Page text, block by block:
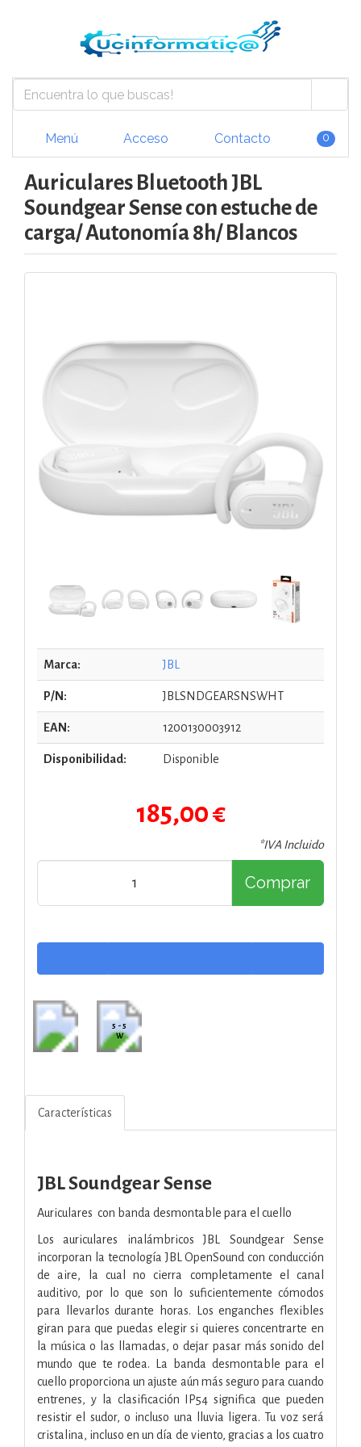
Menú Acceso Contacto 0
Auriculares Bluetooth JBL
Soundgear Sense con estuche de
carga/ Autonomía 8h/ Blancos
Marca: JBL
P/N: JBLSNDGEARSNSWHT
EAN: 1200130003912
Disponibilidad: Disponible
185,00 €
*IVA Incluido
Comprar
5 - 5
W
Características
JBL Soundgear Sense
Auriculares con banda desmontable para el cuello
Los auriculares inalámbricos JBL Soundgear Sense
incorporan la tecnología JBL OpenSound con conducción
de aire, la cual no cierra completamente el canal
auditivo, por lo que son lo suficientemente cómodos
para llevarlos durante horas. Los enganches flexibles
giran para que puedas elegir si quieres concentrarte en
la música o las llamadas, o dejar pasar más sonido del
mundo que te rodea. La banda desmontable para el
cuello proporciona un ajuste aún más seguro para cuando
entrenes, y la clasificación IP54 significa que pueden
resistir el sudor, o incluso una lluvia ligera. Tu voz será
cristalina, incluso en un día de viento, gracias a los cuatro